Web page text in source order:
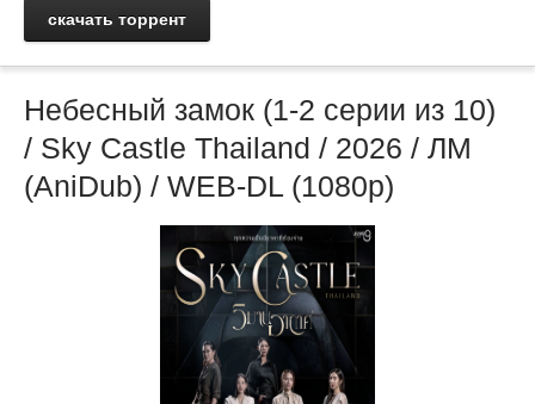
скачать торрент
Небесный замок (1-2 серии из 10)
/ Sky Castle Thailand / 2026 / ЛМ
(AniDub) / WEB-DL (1080p)